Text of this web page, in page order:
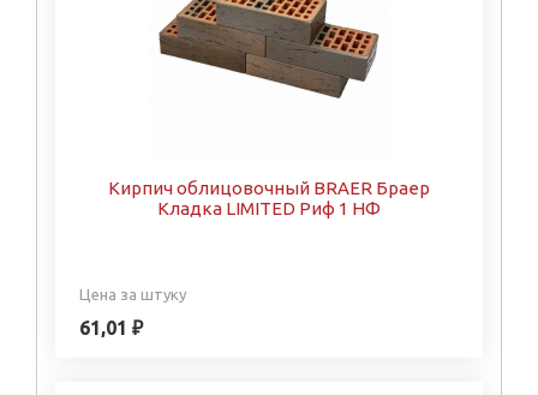
Кирпич облицовочный BRAER Браер
Кладка LIMITED Риф 1 НФ
Цена за штуку
61,01 ₽